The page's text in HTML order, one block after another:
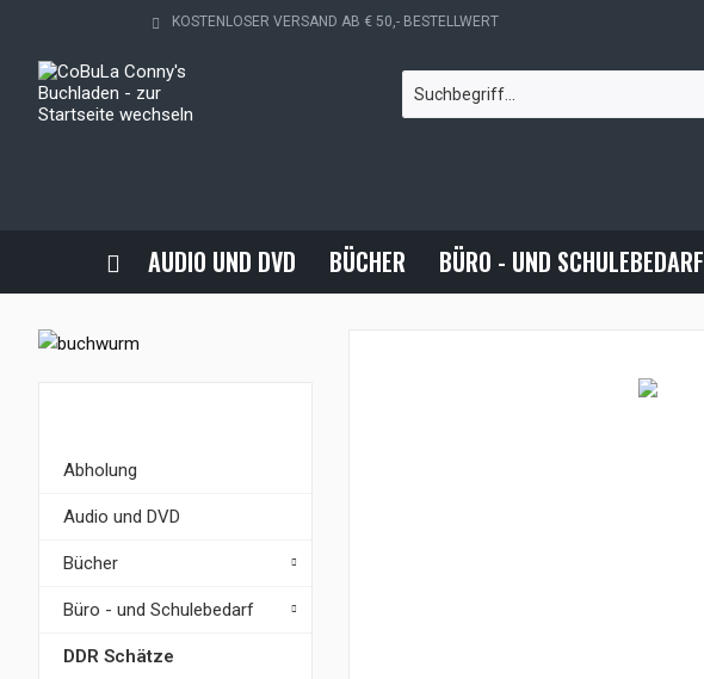
KOSTENLOSER VERSAND AB € 50,- BESTELLWERT
AUDIO UND DVD BÜCHER BÜRO - UND SCHULEBEDARF
Abholung
Audio und DVD
Bücher
Büro - und Schulebedarf
DDR Schätze